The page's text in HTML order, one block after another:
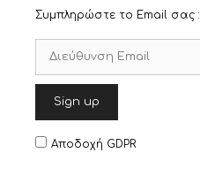
Συμπληρώστε το Email σας :
Αποδοχή GDPR